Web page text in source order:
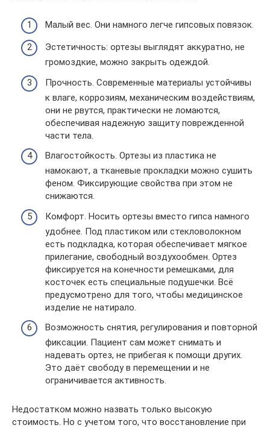
Малый вес. Они намного легче гипсовых повязок.
Эстетичность: ортезы выглядят аккуратно, не
громоздкие, можно закрыть одеждой.
Прочность. Современные материалы устойчивы
к влаге, коррозиям, механическим воздействиям,
они не рвутся, практически не ломаются,
обеспечивая надежную защиту поврежденной
части тела.
Влагостойкость. Ортезы из пластика не
намокают, а тканевые прокладки можно сушить
феном. Фиксирующие свойства при этом не
снижаются.
Комфорт. Носить ортезы вместо гипса намного
удобнее. Под пластиком или стекловолокном
есть подкладка, которая обеспечивает мягкое
прилегание, свободный воздухообмен. Ортез
фиксируется на конечности ремешками, для
косточек есть специальные подушечки. Всё
предусмотрено для того, чтобы медицинское
изделие не натирало.
Возможность снятия, регулирования и повторной
фиксации. Пациент сам может снимать и
надевать ортез, не прибегая к помощи других.
Это даёт свободу в перемещении и не
ограничивается активность.
Недостатком можно назвать только высокую
стоимость. Но с учетом того, что восстановление при